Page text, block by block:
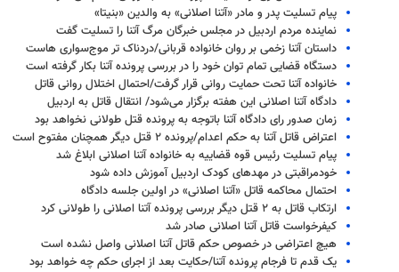
پیام تسلیت پدر و مادر «آتنا اصلانی» به والدین «بنیتا»
نماینده مردم اردبیل در مجلس خبرگان مرگ آتنا را تسلیت گفت
داستان آتنا زخمی بر روان خانواده‌ قربانی/دردناک تر موج‌سواری هاست
دستگاه قضایی تمام توان خود را در بررسی پرونده آتنا بکار گرفته است
خانواده آتنا تحت حمایت روانی قرار گرفت/احتمال اختلال روانی قاتل
دادگاه آتنا اصلانی این هفته برگزار می‌شود/ انتقال قاتل به اردبیل
زمان صدور رای دادگاه آتنا باتوجه به پرونده قتل طولانی نخواهد بود
اعتراض قاتل آتنا به حکم اعدام/پرونده ۲ قتل دیگر همچنان مفتوح است
پیام تسلیت رئیس قوه قضاییه به خانواده آتنا اصلانی ابلاغ شد
خودمراقبتی در مهدهای کودک اردبیل آموزش داده شود
احتمال محاکمه قاتل «آتنا اصلانی» در اولین جلسه دادگاه
ارتکاب قاتل به ۲ قتل دیگر بررسی پرونده آتنا اصلانی را طولانی کرد
کیفرخواست قاتل آتنا اصلانی صادر شد
هیچ اعتراضی در خصوص حکم قاتل آتنا اصلانی واصل نشده است
یک قدم تا فرجام پرونده آتنا/حکایت بعد از اجرای حکم چه خواهد بود